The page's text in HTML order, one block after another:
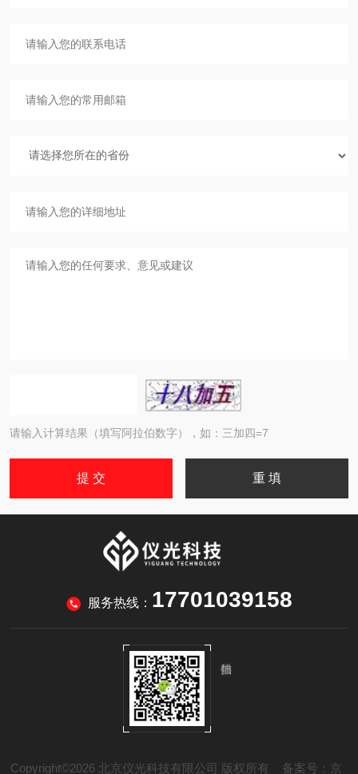
请输入计算结果（填写阿拉伯数字），如：三加四=7
服务热线： 17701039158
Copyright©2026 北京仪光科技有限公司 版权所有 备案号：京